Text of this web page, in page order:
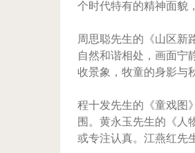
个时代特有的精神面貌
周思聪先生的《山区新
自然和谐相处，画面宁
收景象，牧童的身影与
程十发先生的《童戏图
围。黄永玉先生的《人
或专注认真。江燕红先